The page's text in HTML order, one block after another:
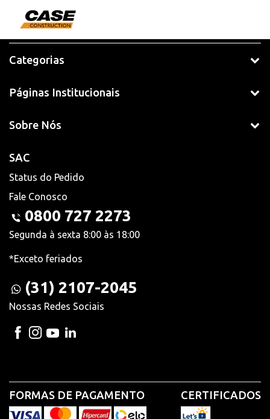
Categorias
Páginas Institucionais
Sobre Nós
SAC
Status do Pedido
Fale Conosco
0800 727 2273
Segunda à sexta 8:00 às 18:00
*Exceto feriados
(31) 2107-2045
Nossas Redes Sociais
FORMAS DE PAGAMENTO CERTIFICADOS